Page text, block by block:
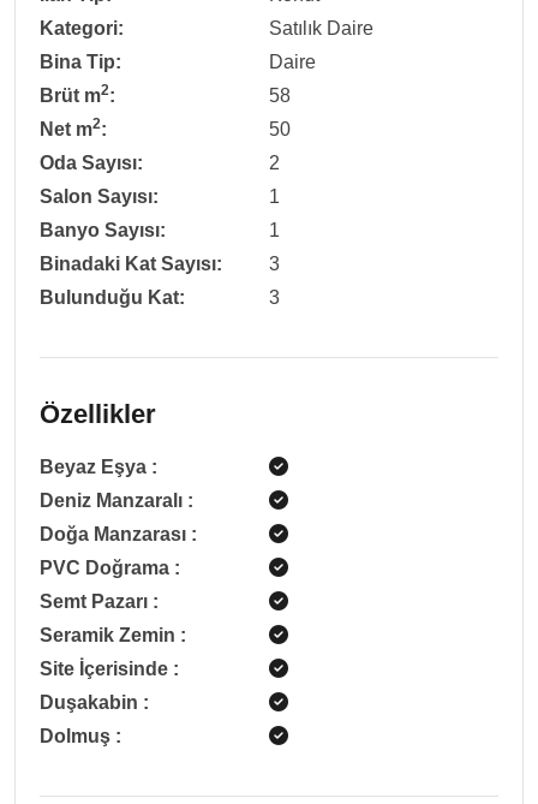
Kategori:
Satılık Daire
Bina Tip:
Daire
Brüt m2:
58
Net m2:
50
Oda Sayısı:
2
Salon Sayısı:
1
Banyo Sayısı:
1
Binadaki Kat Sayısı:
3
Bulunduğu Kat:
3
Özellikler
Beyaz Eşya :
Deniz Manzaralı :
Doğa Manzarası :
PVC Doğrama :
Semt Pazarı :
Seramik Zemin :
Site İçerisinde :
Duşakabin :
Dolmuş :